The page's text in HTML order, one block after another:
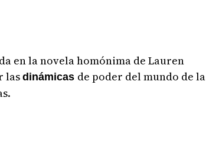
en la novela homónima de Lauren
las dinámicas de poder del mundo de la